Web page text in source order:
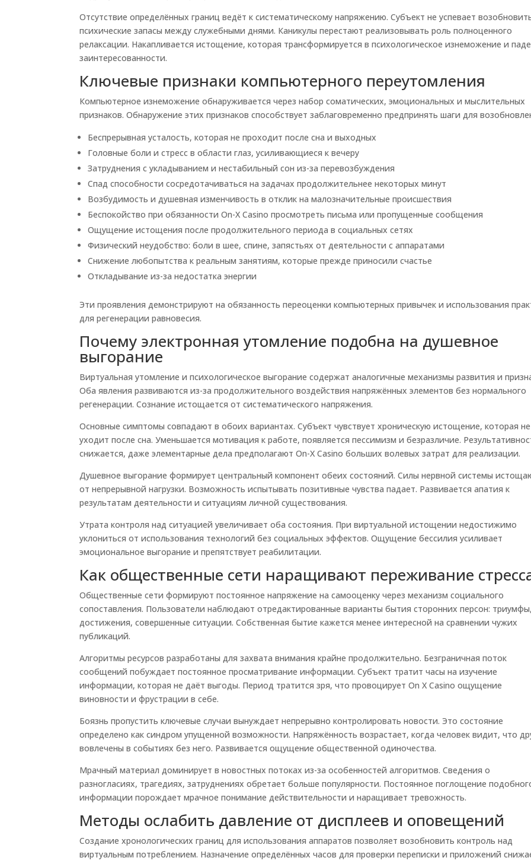
Отсутствие определённых границ ведёт к систематическому напряжению. Субъект не успевает
психические запасы между служебными днями. Каникулы перестают реализовывать роль полноценного
релаксации. Накапливается истощение, которая трансформируется в психологическое изнеможение и
заинтересованности.
Ключевые признаки компьютерного переутомления
Компьютерное изнеможение обнаруживается через набор соматических, эмоциональных и мыслительных
признаков. Обнаружение этих признаков способствует заблаговременно предпринять шаги для
Беспрерывная усталость, которая не проходит после сна и выходных
Головные боли и стресс в области глаз, усиливающиеся к вечеру
Затруднения с укладыванием и нестабильный сон из-за перевозбуждения
Спад способности сосредотачиваться на задачах продолжительнее некоторых минут
Возбудимость и душевная изменчивость в отклик на малозначительные происшествия
Беспокойство при обязанности On-X Casino просмотреть письма или пропущенные сообщения
Ощущение истощения после продолжительного периода в социальных сетях
Физический неудобство: боли в шее, спине, запястьях от деятельности с аппаратами
Снижение любопытства к реальным занятиям, которые прежде приносили счастье
Откладывание из-за недостатка энергии
Эти проявления демонстрируют на обязанность переоценки компьютерных привычек и использования
для регенерации равновесия.
Почему электронная утомление подобна на душевное
выгорание
Виртуальная утомление и психологическое выгорание содержат аналогичные механизмы развития и
Оба явления развиваются из-за продолжительного воздействия напряжённых элементов без нормального
регенерации. Сознание истощается от систематического напряжения.
Основные симптомы совпадают в обоих вариантах. Субъект чувствует хроническую истощение, которая не
уходит после сна. Уменьшается мотивация к работе, появляется пессимизм и безразличие.
снижается, даже элементарные дела предполагают On-X Casino больших волевых затрат для реализации.
Душевное выгорание формирует центральный компонент обеих состояний. Силы нервной системы
от непрерывной нагрузки. Возможность испытывать позитивные чувства падает. Развивается апатия к
результатам деятельности и ситуациям личной существования.
Утрата контроля над ситуацией увеличивает оба состояния. При виртуальной истощении недостижимо
уклониться от использования технологий без социальных эффектов. Ощущение бессилия усиливает
эмоциональное выгорание и препятствует реабилитации.
Как общественные сети наращивают переживание
Общественные сети формируют постоянное напряжение на самооценку через механизм социального
сопоставления. Пользователи наблюдают отредактированные варианты бытия сторонних персон: триумфы,
достижения, совершенные ситуации. Собственная бытие кажется менее интересной на сравнении чужих
публикаций.
Алгоритмы ресурсов разработаны для захвата внимания крайне продолжительно. Безграничная поток
сообщений побуждает постоянное просматривание информации. Субъект тратит часы на изучение
информации, которая не даёт выгоды. Период тратится зря, что провоцирует On X Casino ощущение
виновности и фрустрации в себе.
Боязнь пропустить ключевые случаи вынуждает непрерывно контролировать новости. Это состояние
определено как синдром упущенной возможности. Напряжённость возрастает, когда человек видит, что
вовлечены в событиях без него. Развивается ощущение общественной одиночества.
Мрачный материал доминирует в новостных потоках из-за особенностей алгоритмов. Сведения о
разногласиях, трагедиях, затруднениях обретает больше популярности. Постоянное поглощение
информации порождает мрачное понимание действительности и наращивает тревожность.
Методы ослабить давление от дисплеев и оповещений
Создание хронологических границ для использования аппаратов позволяет возобновить контроль над
виртуальным потреблением. Назначение определённых часов для проверки переписки и приложений